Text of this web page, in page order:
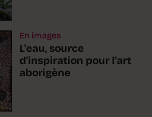
En images
L'eau, source
d'inspiration pour l'art
aborigène